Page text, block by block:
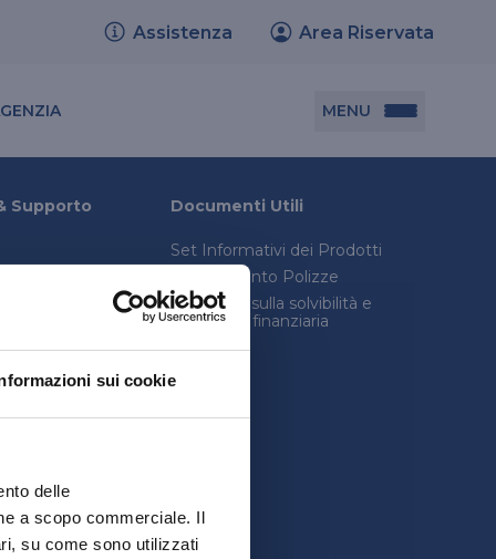
sui cookie
delle
a scopo commerciale. Il
su come sono utilizzati
Assistenza Area Riservata
MENU
Documenti utili
Set informativi dei prodotti
Trasferimento polizze
Supporto Documenti Utili
Set Informativi dei Prodotti
Trasferimento Polizze
Relazione sulla solvibilità e
condizioni finanziaria